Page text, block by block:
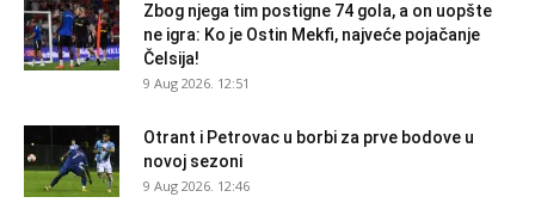
Zbog njega tim postigne 74 gola, a on uopšte
ne igra: Ko je Ostin Mekfi, najveće pojačanje
Čelsija!
9 Aug 2026. 12:51
Otrant i Petrovac u borbi za prve bodove u
novoj sezoni
9 Aug 2026. 12:46